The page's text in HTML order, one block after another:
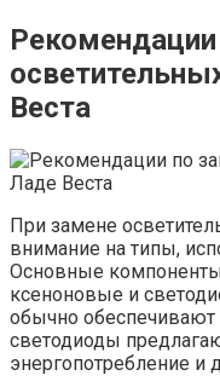
Веста
При замене
внимание на типы,
Основные
ксеноновые и
обычно обеспечивают
светодиоды
энергопотребление и